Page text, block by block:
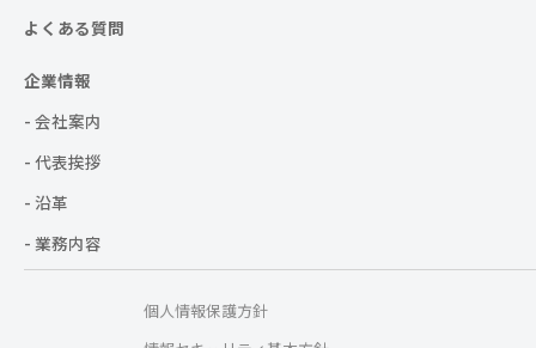
よくある質問
企業情報
- 会社案内
- 代表挨拶
- 沿革
- 業務内容
個人情報保護方針